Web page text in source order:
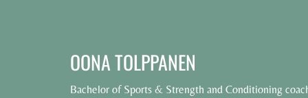
OONA TOLPPANEN
Bachelor of Sports & Strength and Conditioning